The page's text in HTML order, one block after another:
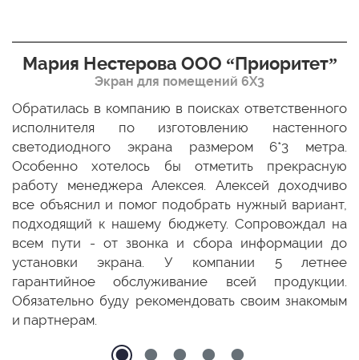
Мария Нестерова ООО “Приоритет”
Экран для помещений 6Х3
Обратилась в компанию в поисках ответственного
исполнителя по изготовлению настенного
светодиодного экрана размером 6*3 метра.
Особенно хотелось бы отметить прекрасную
работу менеджера Алексея. Алексей доходчиво
все объяснил и помог подобрать нужный вариант,
подходящий к нашему бюджету. Сопровождал на
всем пути - от звонка и сбора информации до
установки экрана. У компании 5 летнее
гарантийное обслуживание всей продукции.
Обязательно буду рекомендовать своим знакомым
и партнерам.